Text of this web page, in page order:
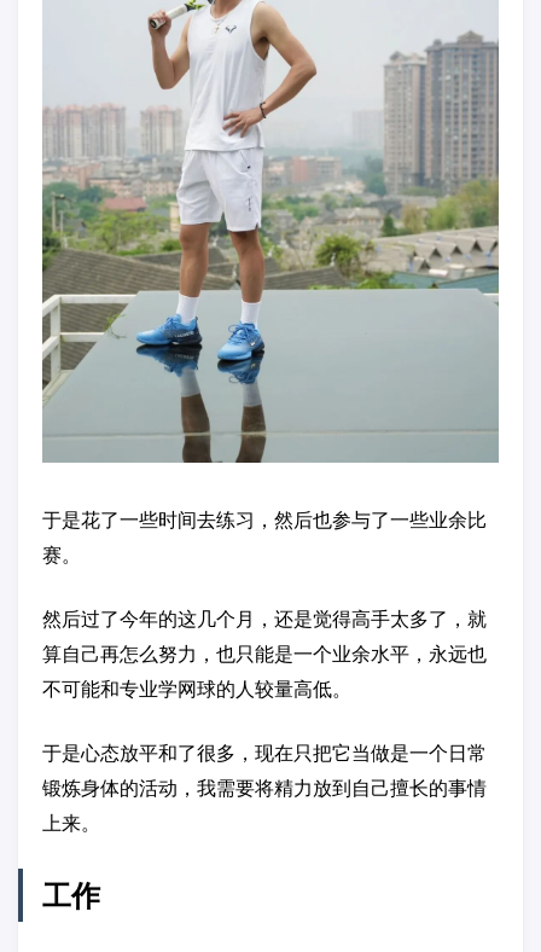
于是花了一些时间去练习，然后也参与了一些业余比
赛。
然后过了今年的这几个月，还是觉得高手太多了，就
算自己再怎么努力，也只能是一个业余水平，永远也
不可能和专业学网球的人较量高低。
于是心态放平和了很多，现在只把它当做是一个日常
锻炼身体的活动，我需要将精力放到自己擅长的事情
上来。
工作